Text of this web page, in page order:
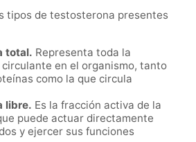
tipos de testosterona presentes
total. Representa toda la
en el organismo, tanto
como la que circula
libre. Es la fracción activa de la
puede actuar directamente
y ejercer sus funciones